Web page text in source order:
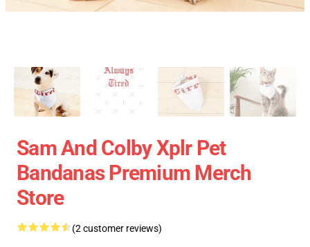
Sam And Colby Xplr Pet
Bandanas Premium Merch
Store
(2 customer reviews)